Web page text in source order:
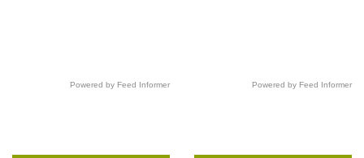
Powered by Feed Informer Powered by Feed Informer